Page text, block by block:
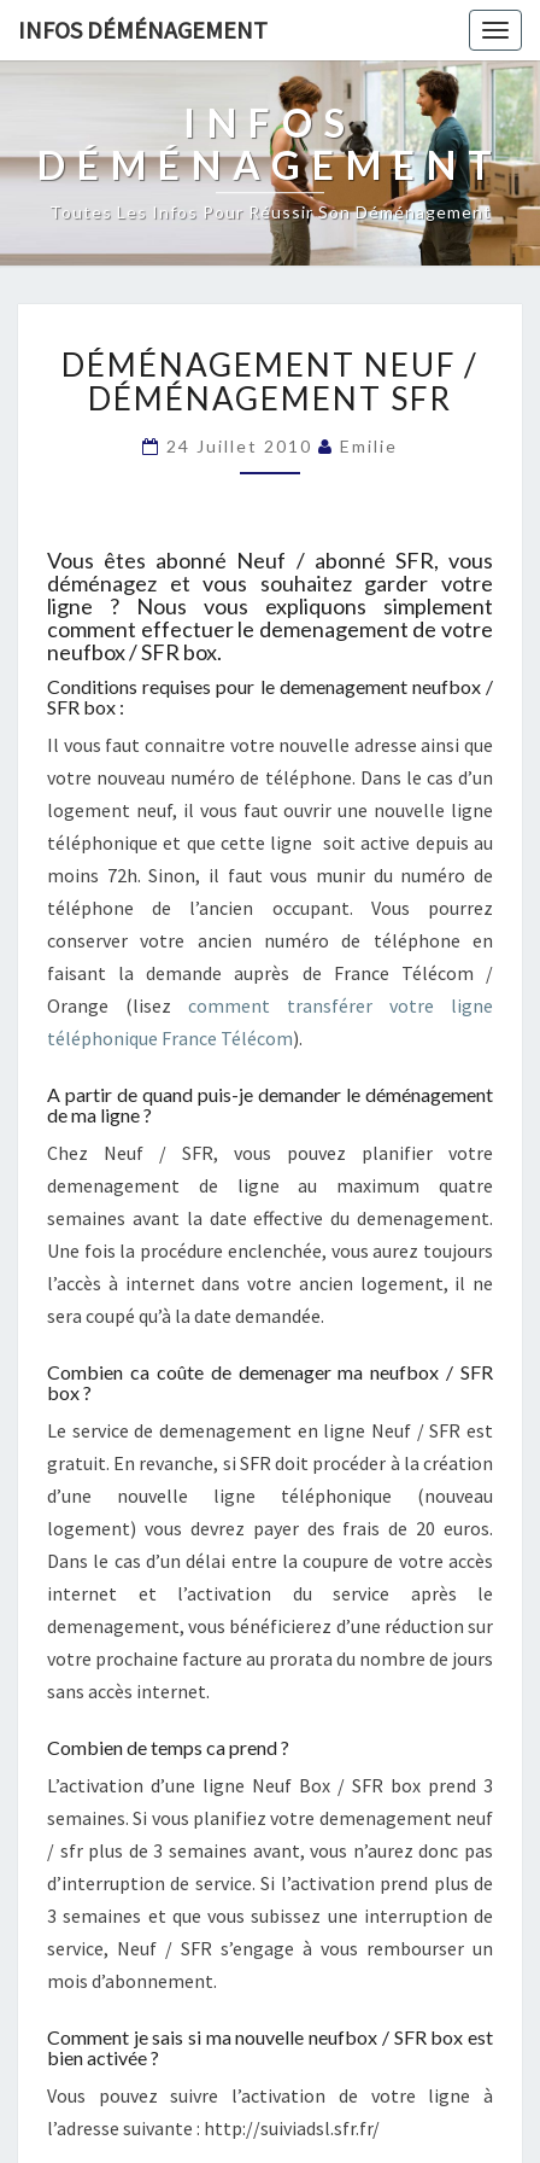
INFOS DÉMÉNAGEMENT
INFOS
DÉMÉNAGEMENT
Toutes Les Infos Pour Réussir Son Déménagement
NEUF
/
DÉMÉNAGEMENT
SFR
DÉMÉNAGEMENT NEUF /
DÉMÉNAGEMENT SFR
24 Juillet 2010 Emilie
Vous êtes abonné Neuf / abonné SFR, vous
déménagez et vous souhaitez garder votre
ligne ? Nous vous expliquons simplement
comment effectuer le demenagement de votre
neufbox / SFR box.
Conditions requises pour le demenagement neufbox /
SFR box :
Il vous faut connaitre votre nouvelle adresse ainsi que
votre nouveau numéro de téléphone. Dans le cas d’un
logement neuf, il vous faut ouvrir une nouvelle ligne
téléphonique et que cette ligne soit active depuis au
moins 72h. Sinon, il faut vous munir du numéro de
téléphone de l’ancien occupant. Vous pourrez
conserver votre ancien numéro de téléphone en
faisant la demande auprès de France Télécom /
Orange (lisez comment transférer votre ligne
téléphonique France Télécom).
A partir de quand puis-je demander le déménagement
de ma ligne ?
Chez Neuf / SFR, vous pouvez planifier votre
demenagement de ligne au maximum quatre
semaines avant la date effective du demenagement.
Une fois la procédure enclenchée, vous aurez toujours
l’accès à internet dans votre ancien logement, il ne
sera coupé qu’à la date demandée.
Combien ca coûte de demenager ma neufbox / SFR
box ?
Le service de demenagement en ligne Neuf / SFR est
gratuit. En revanche, si SFR doit procéder à la création
d’une nouvelle ligne téléphonique (nouveau
logement) vous devrez payer des frais de 20 euros.
Dans le cas d’un délai entre la coupure de votre accès
internet et l’activation du service après le
demenagement, vous bénéficierez d’une réduction sur
votre prochaine facture au prorata du nombre de jours
sans accès internet.
Combien de temps ca prend ?
L’activation d’une ligne Neuf Box / SFR box prend 3
semaines. Si vous planifiez votre demenagement neuf
/ sfr plus de 3 semaines avant, vous n’aurez donc pas
d’interruption de service. Si l’activation prend plus de
3 semaines et que vous subissez une interruption de
service, Neuf / SFR s’engage à vous rembourser un
mois d’abonnement.
Comment je sais si ma nouvelle neufbox / SFR box est
bien activée ?
Vous pouvez suivre l’activation de votre ligne à
l’adresse suivante : http://suiviadsl.sfr.fr/